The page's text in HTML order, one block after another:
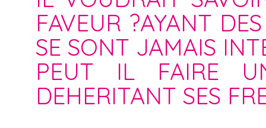
FAVEUR ?AYANT
SE SONT JAMAIS
PEUT IL FAIRE
DEHERITANT SES